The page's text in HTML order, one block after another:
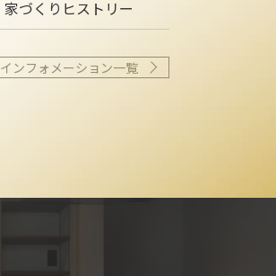
家づくりヒストリー
インフォメーション一覧